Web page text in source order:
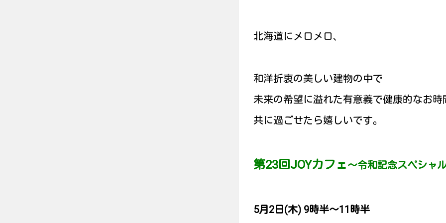
北海道にメロメロ、
和洋折衷の美しい建物の中で
未来の希望に溢れた有意義で健康的なお時
共に過ごせたら嬉しいです。
第23回JOYカフェ〜令和記念スペシャ
5月2日(木) 9時半〜11時半